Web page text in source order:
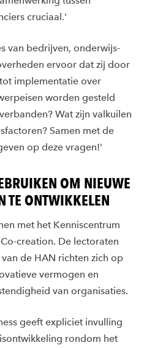
cruciaal.'
van bedrijven, onderwijs-
ervoor dat zij door
implementatie over
worden gesteld
Wat zijn valkuilen
Samen met de
op deze vragen!'
OM NIEUWE
TE ONTWIKKELEN
met het Kenniscentrum
creation. De lectoraten
de HAN richten zich op
vermogen en
van organisaties.
geeft expliciet invulling
rondom het